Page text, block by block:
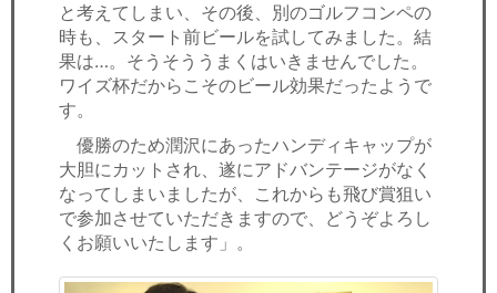
と考えてしまい、その後、別のゴルフコンペの
時も、スタート前ビールを試してみました。結
果は…。そうそううまくはいきませんでした。
ワイズ杯だからこそのビール効果だったようで
す。
優勝のため潤沢にあったハンディキャップが
大胆にカットされ、遂にアドバンテージがなく
なってしまいましたが、これからも飛び賞狙い
で参加させていただきますので、どうぞよろし
くお願いいたします」。